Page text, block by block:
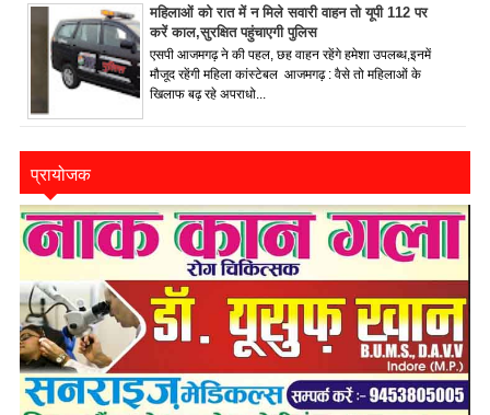
महिलाओं को रात में न मिले सवारी वाहन तो यूपी 112 पर
करें काल,सुरक्षित पहुंचाएगी पुलिस
एसपी आजमगढ़ ने की पहल, छह वाहन रहेंगे हमेशा उपलब्ध,इनमें
मौजूद रहेंगी महिला कांस्टेबल आजमगढ़ : वैसे तो महिलाओं के
खिलाफ बढ़ रहे अपराधो...
प्रायोजक